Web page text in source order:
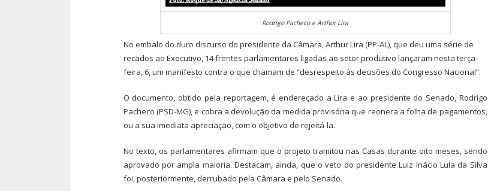
Rodrigo Pacheco e Arthur Lira
No embalo do duro discurso do presidente da Câmara, Arthur Lira (PP-AL), que deu uma série de
recados ao Executivo, 14 frentes parlamentares ligadas ao setor produtivo lançaram nesta terça-
feira, 6, um manifesto contra o que chamam de “desrespeito às decisões do Congresso Nacional”.
O documento, obtido pela reportagem, é endereçado a Lira e ao presidente do Senado, Rodrigo
Pacheco (PSD-MG), e cobra a devolução da medida provisória que reonera a folha de pagamentos,
ou a sua imediata apreciação, com o objetivo de rejeitá-la.
No texto, os parlamentares afirmam que o projeto tramitou nas Casas durante oito meses, sendo
aprovado por ampla maioria. Destacam, ainda, que o veto do presidente Luiz Inácio Lula da Silva
foi, posteriormente, derrubado pela Câmara e pelo Senado.